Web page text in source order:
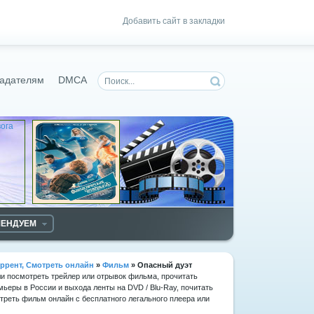
Добавить сайт в закладки
DMCA
Смотреть онлайн » Фильм » Опасный дуэт
посмотреть трейлер или отрывок фильма, прочитать
в России и выхода ленты на DVD / Blu-Ray, почитать
фильм онлайн с бесплатного легального плеера или